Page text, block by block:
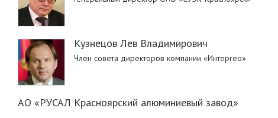
Кузнецов Лев Владимирович
Член совета директоров компании «Интергео»
АО «РУСАЛ Красноярский алюминиевый завод»